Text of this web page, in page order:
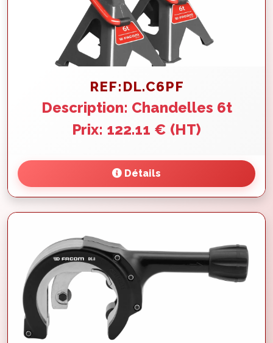
REF:DL.C6PF
Description: Chandelles 6t
Prix: 122.11 € (HT)
Détails